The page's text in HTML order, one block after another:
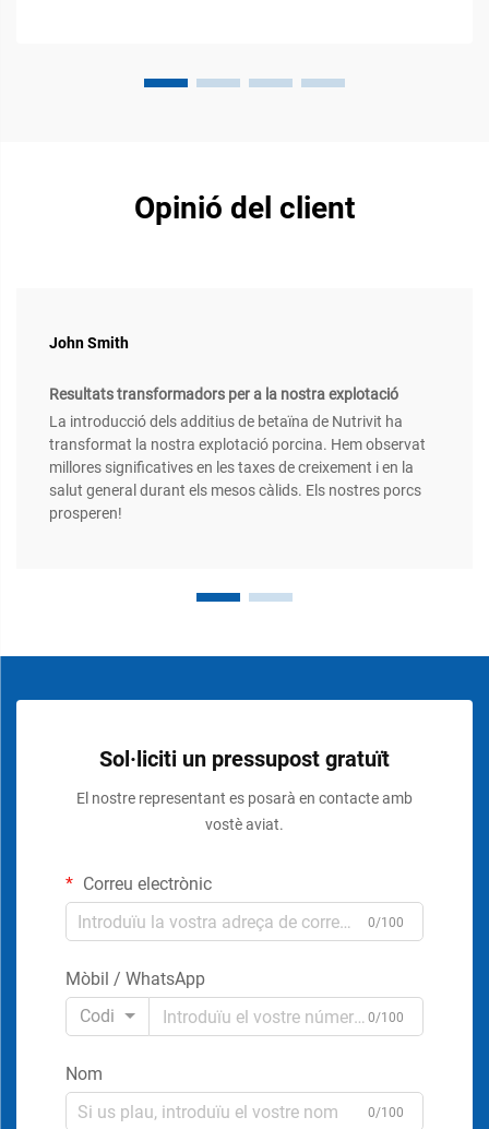
Opinió del client
John Smith
Resultats transformadors per a la nostra explotació
La introducció dels additius de betaïna de Nutrivit ha
transformat la nostra explotació porcina. Hem observat
millores significatives en les taxes de creixement i en la
salut general durant els mesos càlids. Els nostres porcs
prosperen!
Sol·liciti un pressupost gratuït
El nostre representant es posarà en contacte amb
vostè aviat.
Correu electrònic
0/100
Mòbil / WhatsApp
Codi
0/100
Nom
0/100